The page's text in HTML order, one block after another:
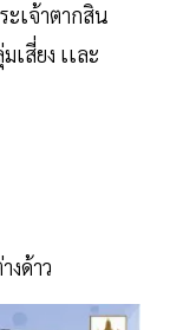
ะเจ้าตากสิน
สี่ยง เเละ
ด้าว